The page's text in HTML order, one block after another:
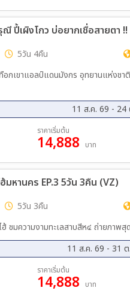
5วัน 4คืน
อกเขาแอลป์แดนมังกร อุทยานแห่งชา
11 ส.ค. 69 - 24
18 ส.ค. 69 - 22 ส.ค. 69
08 ก.ย. 69 - 12 ก.ย. 69
ราคาเริ่มต้น
14,888 บาท
มหานคร EP.3 5วัน 3คืน (VZ)
5วัน 3คืน
ชมความงามทะเลสาบสีห๔ ถ่ายภาพสุ
11 ส.ค. 69 - 31
13 ส.ค. 69 - 17 ส.ค. 69
25 ส.ค. 69 - 29 ส.ค. 69
ราคาเริ่มต้น
14,888 บาท